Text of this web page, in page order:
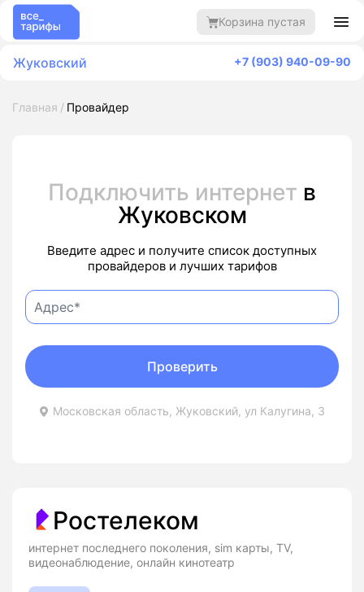
Корзина пустая
Жуковский +7 (903) 940-09-90
Главная Провайдер
Подключить интернет в
Жуковском
Введите адрес и получите список доступных
провайдеров и лучших тарифов
Московская область, Жуковский, ул Калугина, 3
Проверить
Ростелеком
интернет последнего поколения, sim карты, TV,
видеонаблюдение, онлайн кинотеатр